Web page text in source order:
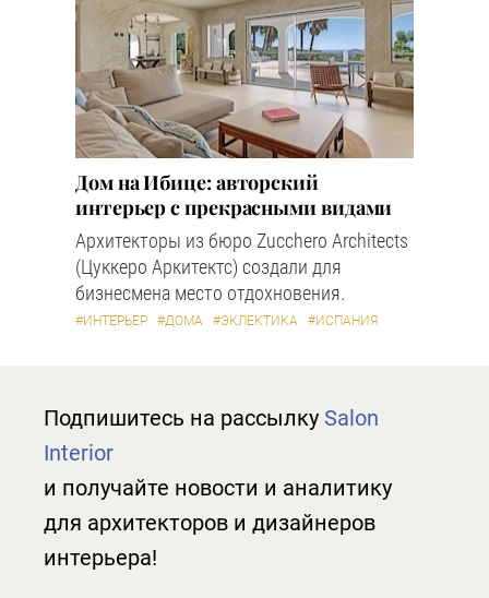
Дом на Ибице: авторский
интерьер с прекрасными видами
Архитекторы из бюро Zucchero Architects
(Цуккеро Аркитектс) создали для
бизнесмена место отдохновения.
#ИНТЕРЬЕР #ДОМА #ЭКЛЕКТИКА #ИСПАНИЯ
Подпишитесь на рассылку Salon
Interior
и получайте новости и аналитику
для архитекторов и дизайнеров
интерьера!